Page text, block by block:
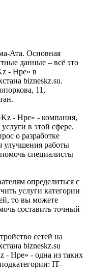
Ата. Основная
данные – всё это
- Hpe» в
bizneskz.su.
11,
- Hpe» - компания,
в этой сфере.
о разработке
улучшения работы
специалисты
определиться с
услуги категории
то вы можете
составить точный
сетей на
bizneskz.su
Hpe» - одна из таких
IT-